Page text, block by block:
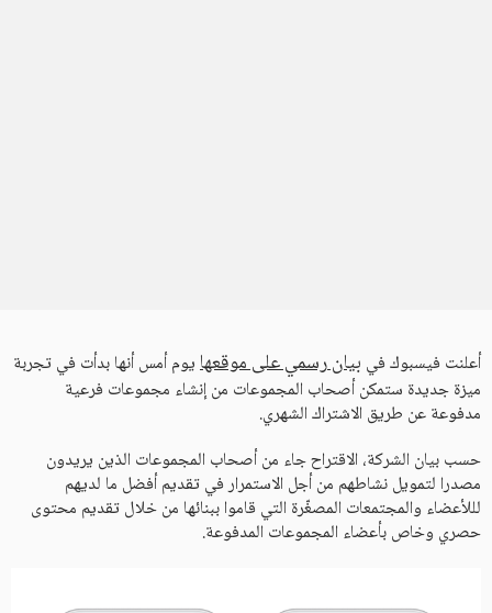
أعلنت فيسبوك في بيان رسمي على موقعهايوم أمس أنها بدأت في تجربة
ميزة جديدة ستمكن أصحاب المجموعات من إنشاء مجموعات فرعية
مدفوعة عن طريق الاشتراك الشهري.
حسب بيان الشركة، الاقتراح جاء من أصحاب المجموعات الذين يريدون
مصدرا لتمويل نشاطهم من أجل الاستمرار في تقديم أفضل ما لديهم
لللأعضاء والمجتمعات المصغّرة التي قاموا ببنائها من خلال تقديم محتوى
حصري وخاص بأعضاء المجموعات المدفوعة.